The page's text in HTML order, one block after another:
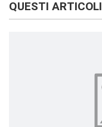
QUESTI ARTICOLI